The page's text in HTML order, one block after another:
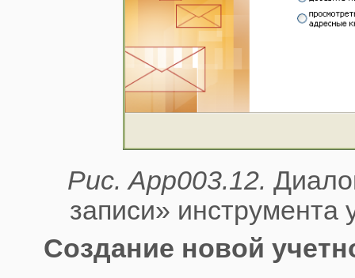
Рис. App003.12.
записи» инструмента
Создание новой